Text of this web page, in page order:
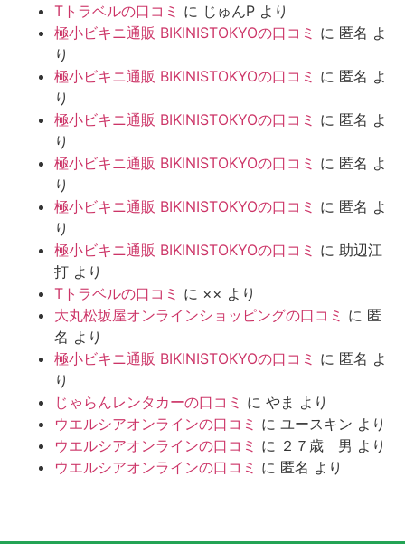
Tトラベルの口コミ に じゅんP より
極小ビキニ通販 BIKINISTOKYOの口コミ に 匿名 よ
り
極小ビキニ通販 BIKINISTOKYOの口コミ に 匿名 よ
り
極小ビキニ通販 BIKINISTOKYOの口コミ に 匿名 よ
り
極小ビキニ通販 BIKINISTOKYOの口コミ に 匿名 よ
り
極小ビキニ通販 BIKINISTOKYOの口コミ に 匿名 よ
り
極小ビキニ通販 BIKINISTOKYOの口コミ に 助辺江
打 より
Tトラベルの口コミ に ×× より
大丸松坂屋オンラインショッピングの口コミ に 匿
名 より
極小ビキニ通販 BIKINISTOKYOの口コミ に 匿名 よ
り
じゃらんレンタカーの口コミ に やま より
ウエルシアオンラインの口コミ に ユースキン より
ウエルシアオンラインの口コミ に ２７歳 男 より
ウエルシアオンラインの口コミ に 匿名 より